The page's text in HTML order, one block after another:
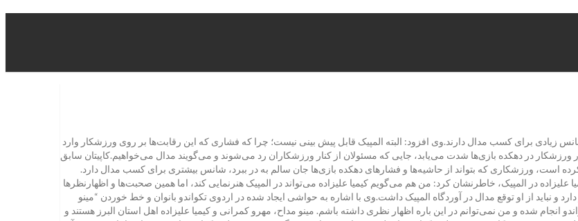
زیادی برای کسب مدال دارند.وی افزود: البته المپیک قابل پیش بینی نیست؛ چرا که فشاری که این رقابت‌ها بر روی ورزشکار وارد
در دهکده بازی‌ها شدت می‌یابد، جایی که مسئولان از کنار ورزشکاران رد می‌شوند و می‌گویند مدال می‌خواهیم.کاپیتان سابق
کرده است، ورزشکاری که بتواند از حاشیه‌ها و فشارهای دهکده بازی‌ها جان سالم به در ببرد، شانس بیشتری برای کسب مدال دارد.
در المپیک، خاطرنشان کرد: من هم می‌گویم کیمیا علیزاده می‌تواند در المپیک هنرنمایی کند، اما همین صحبت‌ها و اظهارنظرها
و نباید از او توقع مدال در آوردگاه المپیک داشت.وی با اشاره به حواشی ایجاد شده در اردوی تکواندو بانوان و خط خوردن “مینو
انجام شده و من نمی‌توانم در این باره اظهار نظری داشته باشم. مینو مداح، مهرو کمرانی و کیمیا علیزاده اهل استان البرز هستند و